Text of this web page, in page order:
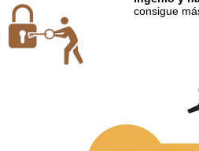
consigue